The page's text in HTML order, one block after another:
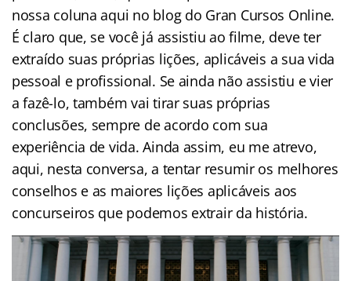
nossa coluna aqui no blog do Gran Cursos Online.
É claro que, se você já assistiu ao filme, deve ter
extraído suas próprias lições, aplicáveis a sua vida
pessoal e profissional. Se ainda não assistiu e vier
a fazê-lo, também vai tirar suas próprias
conclusões, sempre de acordo com sua
experiência de vida. Ainda assim, eu me atrevo,
aqui, nesta conversa, a tentar resumir os melhores
conselhos e as maiores lições aplicáveis aos
concurseiros que podemos extrair da história.